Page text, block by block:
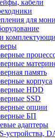
кабели
для
память
корпуса
HDD
SSD
опции
БП
адаптеры
устройства,